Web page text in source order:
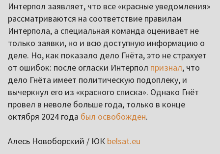
Интерпол заявляет, что все «красные уведомления»
рассматриваются на соответствие правилам
Интерпола, а специальная команда оценивает не
только заявки, но и всю доступную информацию о
деле. Но, как показало дело Гнёта, это не страхует
от ошибок: после огласки Интерпол признал, что
дело Гнёта имеет политическую подоплеку, и
вычеркнул его из «красного списка». Однако Гнёт
провел в неволе больше года, только в конце
октября 2024 года был освобожден.
Алесь Новоборский / ЮК belsat.eu